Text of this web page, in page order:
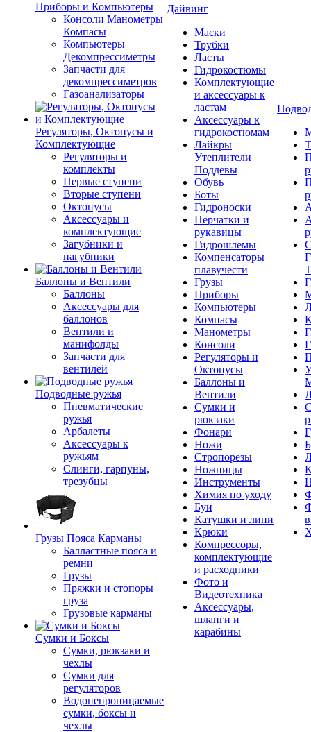
Приборы и Компьютеры
Консоли Манометры
Компасы
Компьютеры
Декомпрессиметры
Запчасти для
декомпрессиметров
Газоанализаторы
Регуляторы, Октопусы и
Комплектующие
Регуляторы и
комплекты
Первые ступени
Вторые ступени
Октопусы
Аксессуары и
комплектующие
Загубники и
нагубники
Баллоны и Вентили
Баллоны
Аксессуары для
баллонов
Вентили и
манифолды
Запчасти для
вентилей
Подводные ружья
Пневматические
ружья
Арбалеты
Аксессуары к
ружьям
Слинги, гарпуны,
трезубцы
Грузы Пояса Карманы
Балластные пояса и
ремни
Грузы
Пряжки и стопоры
груза
Грузовые карманы
Сумки и Боксы
Сумки, рюкзаки и
чехлы
Сумки для
регуляторов
Водонепроницаемые
сумки, боксы и
чехлы
Дайвинг
Маски
Трубки
Ласты
Гидрокостюмы
Комплектующие
и аксессуары к
ластам
Аксессуары к
гидрокостюмам
Лайкры
Утеплители
Поддевы
Обувь
Боты
Гидроноски
Перчатки и
рукавицы
Гидрошлемы
Компенсаторы
плавучести
Грузы
Приборы
Компьютеры
Компасы
Манометры
Консоли
Регуляторы и
Октопусы
Баллоны и
Вентили
Сумки и
рюкзаки
Фонари
Ножи
Стропорезы
Ножницы
Инструменты
Химия по уходу
Буи
Катушки и лини
Крюки
Компрессоры,
комплектующие
и расходники
Фото и
Видеотехника
Аксессуары,
шланги и
карабины